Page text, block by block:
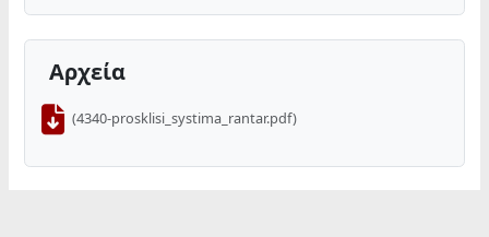
Αρχεία
(4340-prosklisi_systima_rantar.pdf)